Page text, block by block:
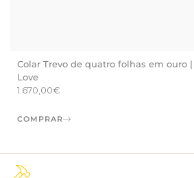
Colar Trevo de quatro folhas em ouro
Love
1.670,00€
COMPRAR